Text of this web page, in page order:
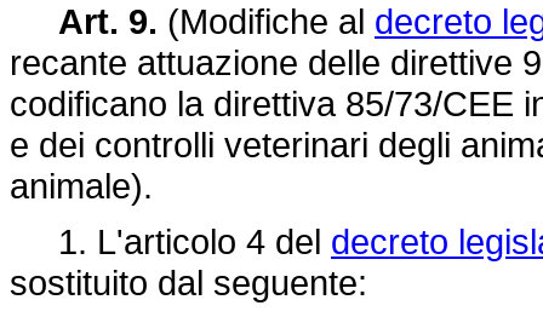
Art. 9. (Modifiche al decreto
recante attuazione delle direttive
codificano la direttiva 85/73/CEE
e dei controlli veterinari degli
animale).
1. L'articolo 4 del decreto
sostituito dal seguente: